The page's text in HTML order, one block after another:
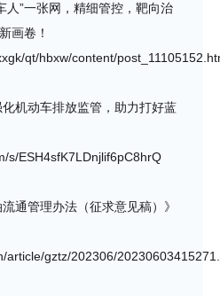
人”一张网，精细管控，靶向治
画卷！
qt/hbxw/content/
机动车排放监管，助力打好蓝
s/ESH4sfK7LDnjlif6pC8hrQ
通管理办法（征求意见稿）》
article/gztz/202306/